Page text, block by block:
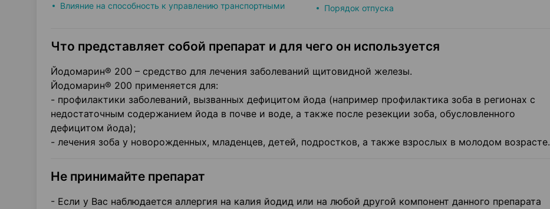
Влияние на способность к управлению транспортными
Порядок отпуска
Что представляет собой препарат и для чего он используется
Йодомарин® 200 – средство для лечения заболеваний щитовидной железы.
Йодомарин® 200 применяется для:
- профилактики заболеваний, вызванных дефицитом йода (например профилактика зоба в регионах с
недостаточным содержанием йода в почве и воде, а также после резекции зоба, обусловленного
дефицитом йода);
- лечения зоба у новорожденных, младенцев, детей, подростков, а также взрослых в молодом возрасте.
Не принимайте препарат
- Если у Вас наблюдается аллергия на калия йодид или на любой другой компонент данного препарата